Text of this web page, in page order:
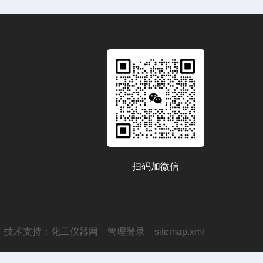
扫码加微信
技术支持： 化工仪器网 管理登录 sitemap.xml